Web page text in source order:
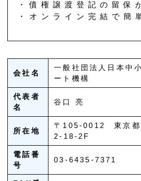
・債権譲渡登記の留保
・オンライン完結で簡
会社名
一般社団法人日本中
ート機構
代表者
名
谷口 亮
所在地
〒105-0012 東京都
2-18-2F
電話番
号
03-6435-7371